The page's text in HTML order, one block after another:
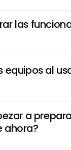
las
las
de datos
al
Esta mejora
más en
a
ahora?